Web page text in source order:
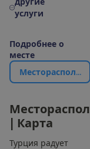
услуги
Подробнее о
месте
Месторасполож
Местораспол
Карта
Турция радует